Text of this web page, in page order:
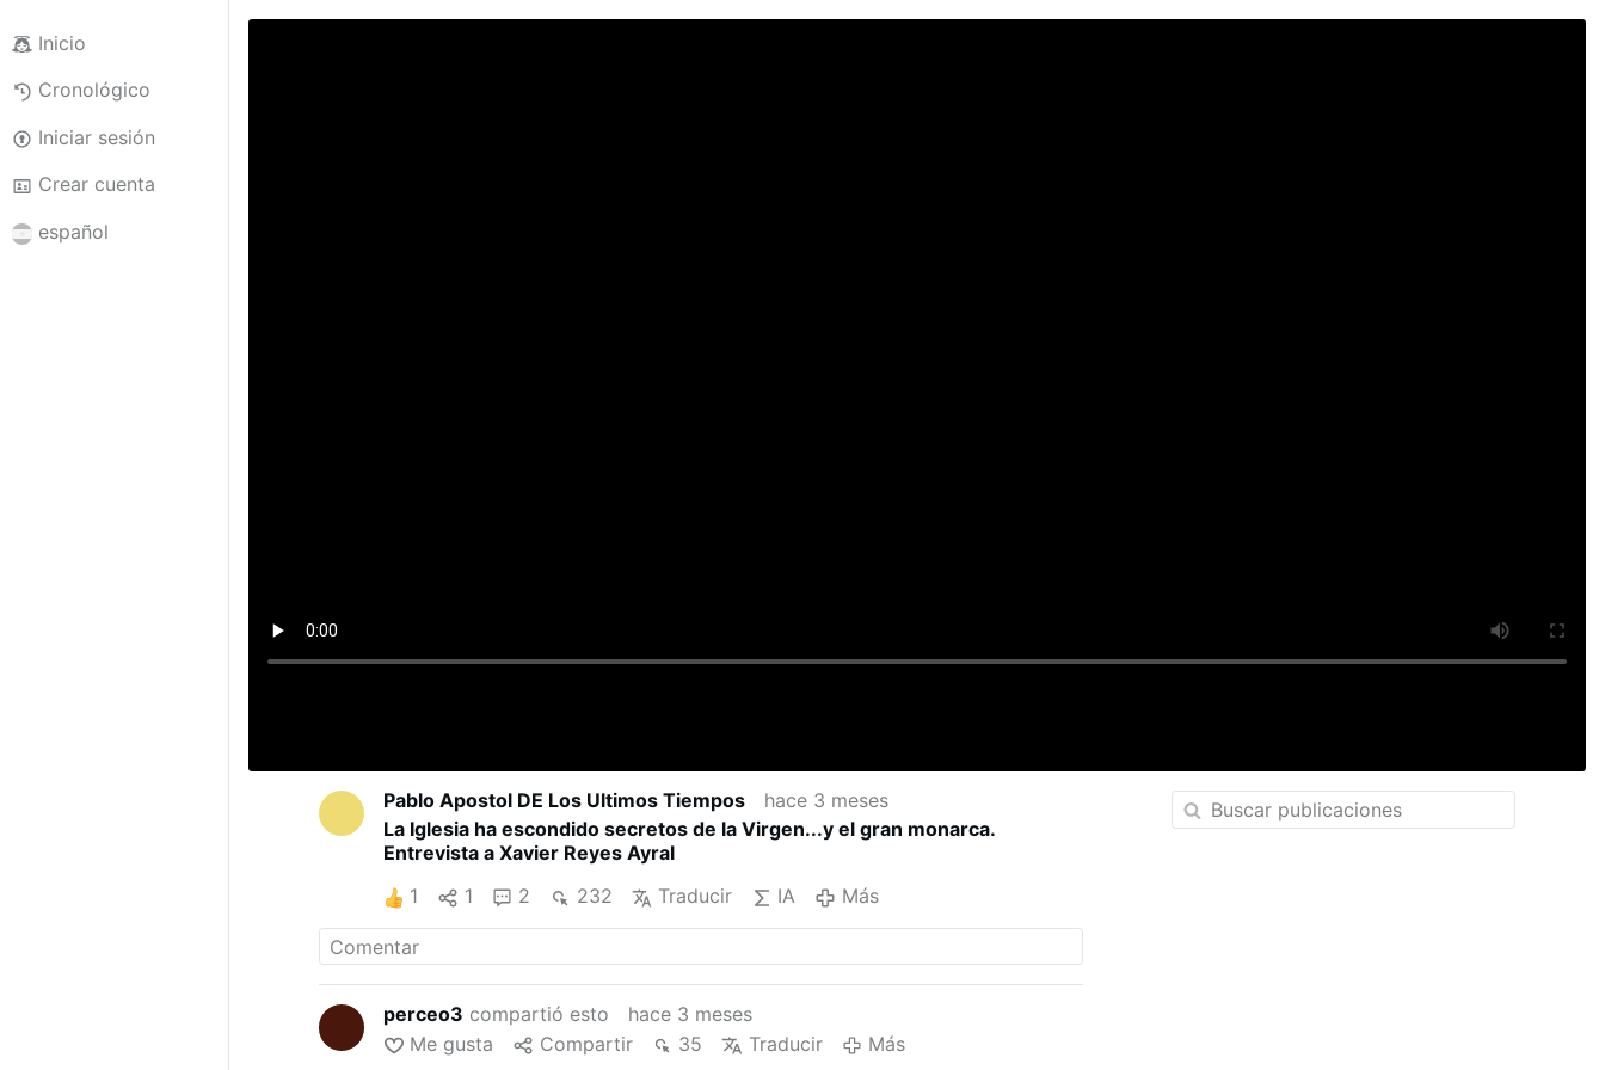
Inicio
Cronológico
Iniciar sesión
Crear cuenta
español
Pablo Apostol DE Los Ultimos Tiempos
hace 3 meses
La Iglesia ha escondido secretos de la Virgen...y el gran monarca.
Entrevista a Xavier Reyes Ayral
1
1 2 232 Traducir IA Más
perceo3 compartió esto
hace 3 meses
Me gusta
Compartir 35 Traducir Más